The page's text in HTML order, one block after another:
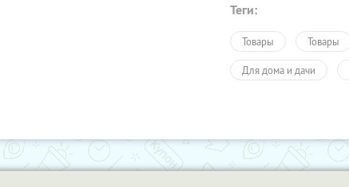
Теги:
Товары Товары
Для дома и дачи